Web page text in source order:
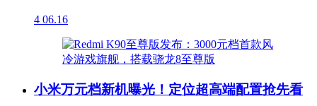
4 06.16
小米万元档新机曝光！定位超高端配置抢先看